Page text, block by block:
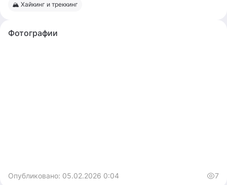
🏔 Хайкинг и треккинг
Фотографии
Опубликовано: 05.02.2026 0:04 7